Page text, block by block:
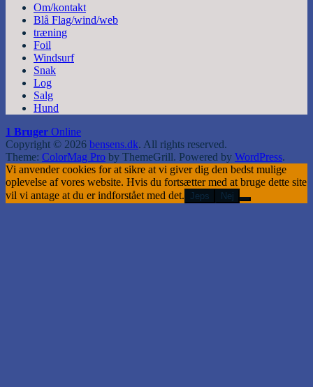
Om/kontakt
Blå Flag/wind/web
træning
Foil
Windsurf
Snak
Log
Salg
Hund
1 Bruger Online
Copyright © 2026 bensens.dk. All rights reserved.
Theme: ColorMag Pro by ThemeGrill. Powered by WordPress.
Vi anvender cookies for at sikre at vi giver dig den bedst mulige
oplevelse af vores website. Hvis du fortsætter med at bruge dette site
vil vi antage at du er indforstået med det. Jeps Nej